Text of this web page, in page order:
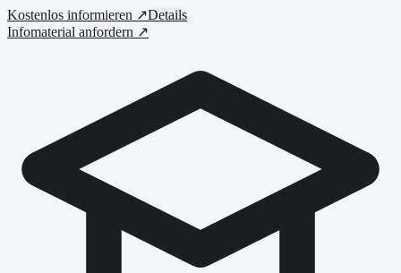
Kostenlos informieren ↗Details
Infomaterial anfordern ↗